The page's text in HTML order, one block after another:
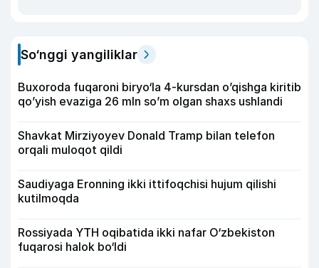
So‘nggi yangiliklar
Buxoroda fuqaroni biryo‘la 4-kursdan o’qishga kiritib
qo’yish evaziga 26 mln so’m olgan shaxs ushlandi
Shavkat Mirziyoyev Donald Tramp bilan telefon
orqali muloqot qildi
Saudiyaga Eronning ikki ittifoqchisi hujum qilishi
kutilmoqda
Rossiyada YTH oqibatida ikki nafar O‘zbekiston
fuqarosi halok bo‘ldi